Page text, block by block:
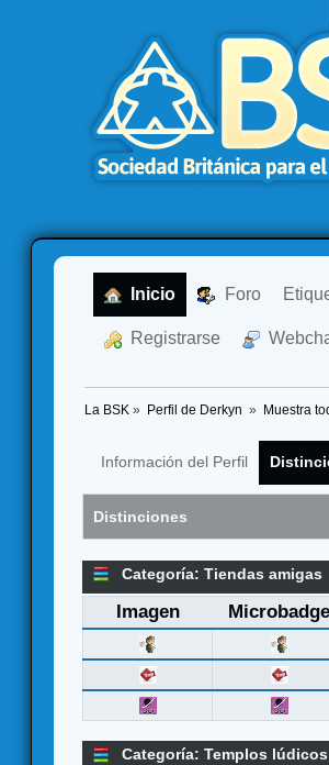
Inicio Foro
Registrarse
La BSK » Perfil de Derkyn » Muestra
Información del Perfil
Distinciones
Categoría: Tiendas amigas
Imagen Microbadge
Categoría: Templos lúdicos